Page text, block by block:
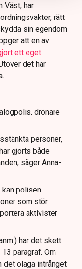
Väst, har
rätt
sin egendom
att en av
ett eget
det har
drönare
personer,
gjorts både
säger Anna-
kan polisen
som stör
aktivister
har det skett
paragraf. Om
det olaga intrånget